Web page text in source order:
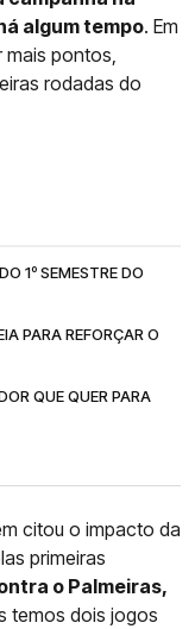
algum tempo. Em
pontos,
rodadas do
1º SEMESTRE DO
PARA REFORÇAR O
QUE QUER PARA
citou o impacto da
primeiras
o Palmeiras,
temos dois jogos